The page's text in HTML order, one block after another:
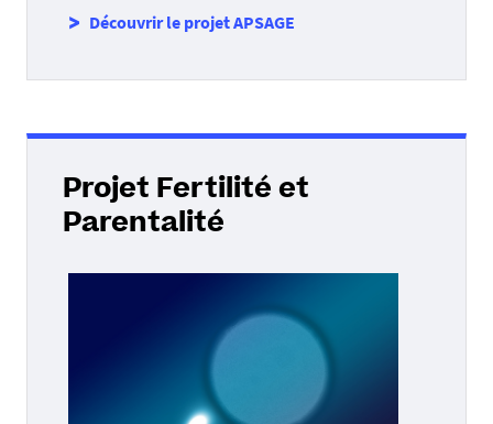
Découvrir le projet APSAGE
Projet Fertilité et
Parentalité